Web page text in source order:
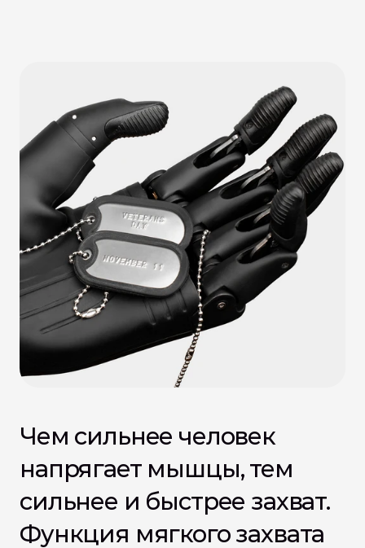
Чем сильнее человек
напрягает мышцы, тем
сильнее и быстрее захват.
Функция мягкого захвата